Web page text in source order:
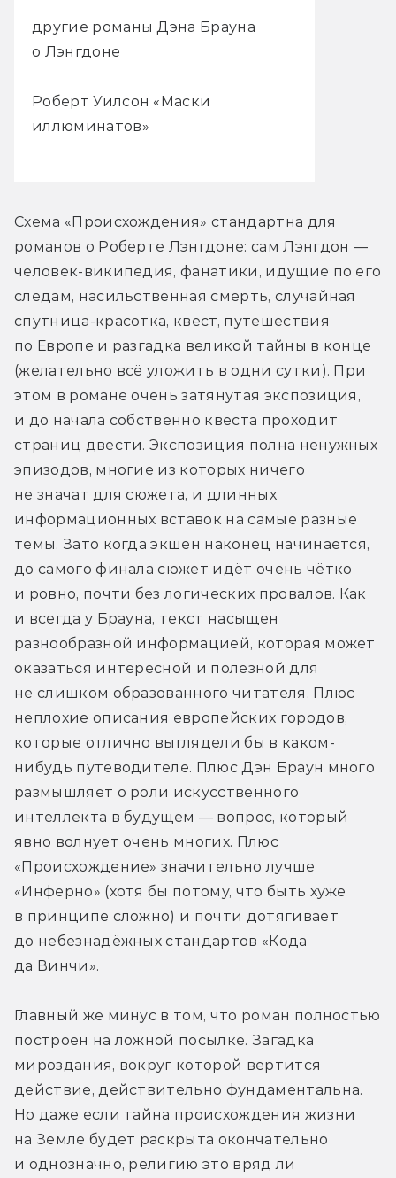
другие романы Дэна Брауна
о Лэнгдоне
Роберт Уилсон «Маски
иллюминатов»
Схема «Происхождения» стандартна для
романов о Роберте Лэнгдоне: сам Лэнгдон —
человек-википедия, фанатики, идущие по его
следам, насильственная смерть, случайная
спутница-красотка, квест, путешествия
по Европе и разгадка великой тайны в конце
(желательно всё уложить в одни сутки). При
этом в романе очень затянутая экспозиция,
и до начала собственно квеста проходит
страниц двести. Экспозиция полна ненужных
эпизодов, многие из которых ничего
не значат для сюжета, и длинных
информационных вставок на самые разные
темы. Зато когда экшен наконец начинается,
до самого финала сюжет идёт очень чётко
и ровно, почти без логических провалов. Как
и всегда у Брауна, текст насыщен
разнообразной информацией, которая может
оказаться интересной и полезной для
не слишком образованного читателя. Плюс
неплохие описания европейских городов,
которые отлично выглядели бы в каком-
нибудь путеводителе. Плюс Дэн Браун много
размышляет о роли искусственного
интеллекта в будущем — вопрос, который
явно волнует очень многих. Плюс
«Происхождение» значительно лучше
«Инферно» (хотя бы потому, что быть хуже
в принципе сложно) и почти дотягивает
до небезнадёжных стандартов «Кода
да Винчи».
Главный же минус в том, что роман полностью
построен на ложной посылке. Загадка
мироздания, вокруг которой вертится
действие, действительно фундаментальна.
Но даже если тайна происхождения жизни
на Земле будет раскрыта окончательно
и однозначно, религию это вряд ли